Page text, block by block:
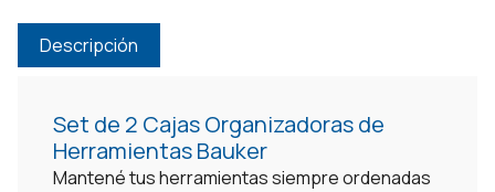
Descripción
Set de 2 Cajas Organizadoras de
Herramientas Bauker
Mantené tus herramientas siempre ordenadas